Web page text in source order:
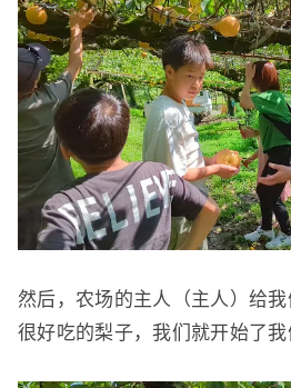
然后，农场的主人（主人）给
很好吃的梨子，我们就开始了我